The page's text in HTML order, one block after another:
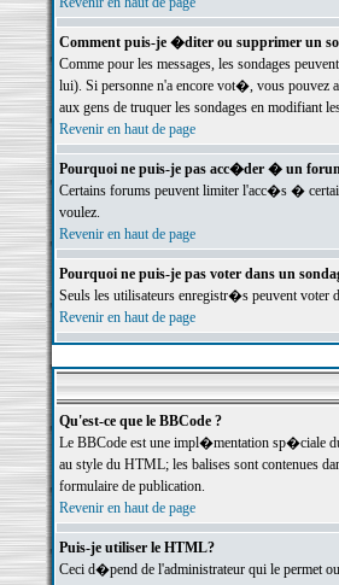
Comment puis-je �diter ou supprimer un
Comme pour les messages, les sondages
lui). Si personne n'a encore vot�, vous
aux gens de truquer les sondages en modifiant
Revenir en haut de page
Pourquoi ne puis-je pas acc�der � un
Certains forums peuvent limiter l'acc�s �
voulez.
Revenir en haut de page
Pourquoi ne puis-je pas voter dans un
Seuls les utilisateurs enregistr�s peuvent
Revenir en haut de page
Qu'est-ce que le BBCode ?
Le BBCode est une impl�mentation sp�ciale
au style du HTML; les balises sont contenues
formulaire de publication.
Revenir en haut de page
Puis-je utiliser le HTML?
Ceci d�pend de l'administrateur qui le permet